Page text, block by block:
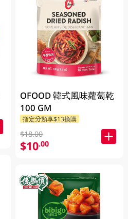
OFOOD 韓式風味蘿蔔乾
100 GM
指定分類享$13換購
$18.00
$10.00